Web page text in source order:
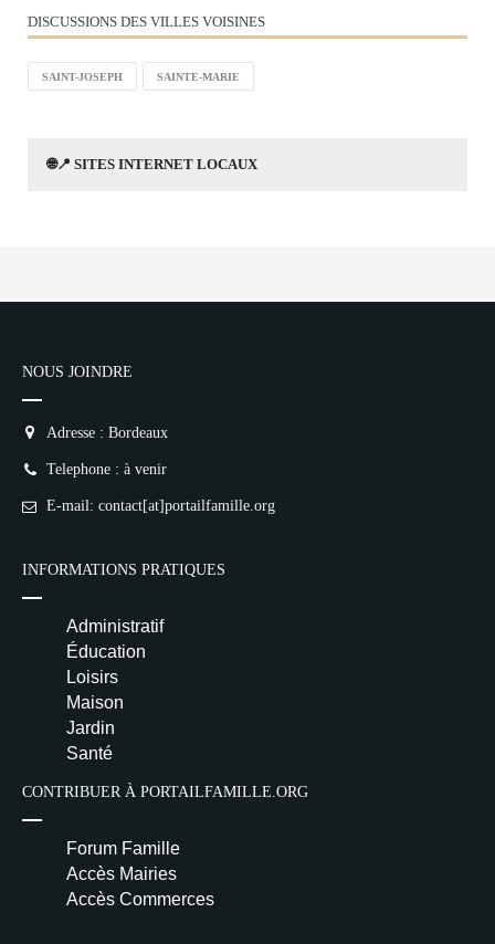
DISCUSSIONS DES VILLES VOISINES
SAINT-JOSEPH SAINTE-MARIE
🌐📍 SITES INTERNET LOCAUX
NOUS JOINDRE
Adresse : Bordeaux
Telephone : à venir
E-mail: contact[at]portailfamille.org
INFORMATIONS PRATIQUES
Administratif
Éducation
Loisirs
Maison
Jardin
Santé
CONTRIBUER À PORTAILFAMILLE.ORG
Forum Famille
Accès Mairies
Accès Commerces